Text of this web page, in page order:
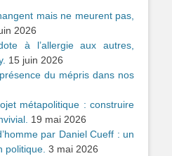
mais ne meurent pas,
2026
à l’allergie aux autres,
15 juin 2026
du mépris dans nos
métapolitique : construire
19 mai 2026
par Daniel Cueff : un
politique. 3 mai 2026